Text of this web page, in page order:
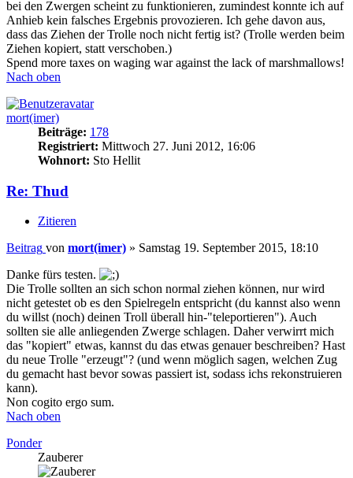
bei den Zwergen scheint zu funktionieren, zumindest konnte ich auf
Anhieb kein falsches Ergebnis provozieren. Ich gehe davon aus,
dass das Ziehen der Trolle noch nicht fertig ist? (Trolle werden beim
Ziehen kopiert, statt verschoben.)
Spend more taxes on waging war against the lack of marshmallows!
Nach oben
mort(imer)
Beiträge: 178
Registriert: Mittwoch 27. Juni 2012, 16:06
Wohnort: Sto Hellit
Re: Thud
Zitieren
Beitrag von mort(imer) » Samstag 19. September 2015, 18:10
Danke fürs testen.
Die Trolle sollten an sich schon normal ziehen können, nur wird
nicht getestet ob es den Spielregeln entspricht (du kannst also wenn
du willst (noch) deinen Troll überall hin-"teleportieren"). Auch
sollten sie alle anliegenden Zwerge schlagen. Daher verwirrt mich
das "kopiert" etwas, kannst du das etwas genauer beschreiben? Hast
du neue Trolle "erzeugt"? (und wenn möglich sagen, welchen Zug
du gemacht hast bevor sowas passiert ist, sodass ichs rekonstruieren
kann).
Non cogito ergo sum.
Nach oben
Ponder
Zauberer